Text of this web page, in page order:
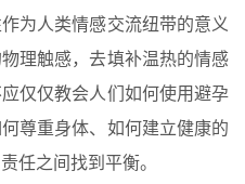
为人类情感交流纽带的意义
理触感，去填补温热的情感
仅仅教会人们如何使用避孕
尊重身体、如何建立健康的
任之间找到平衡。